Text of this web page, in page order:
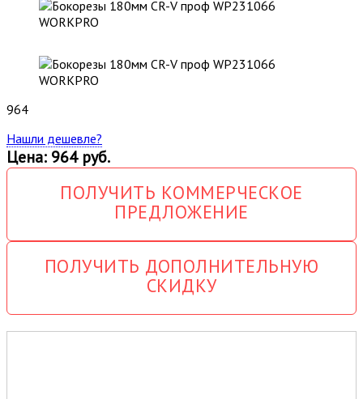
964
Нашли дешевле?
Цена: 964 руб.
ПОЛУЧИТЬ КОММЕРЧЕСКОЕ
ПРЕДЛОЖЕНИЕ
ПОЛУЧИТЬ ДОПОЛНИТЕЛЬНУЮ
СКИДКУ